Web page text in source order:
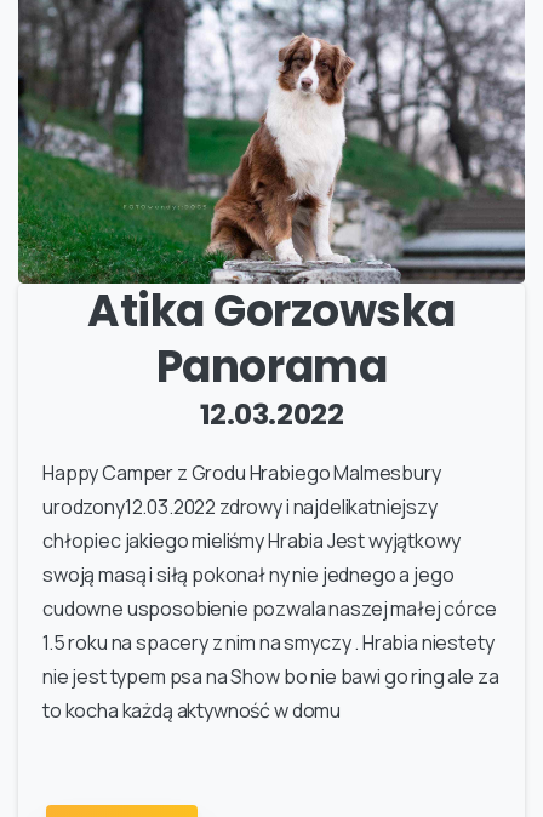
Atika Gorzowska
Panorama
12.03.2022
Happy Camper z Grodu Hrabiego Malmesbury
urodzony12.03.2022 zdrowy i najdelikatniejszy
chłopiec jakiego mieliśmy Hrabia Jest wyjątkowy
swoją masą i siłą pokonał ny nie jednego a jego
cudowne usposobienie pozwala naszej małej córce
1.5 roku na spacery z nim na smyczy . Hrabia niestety
nie jest typem psa na Show bo nie bawi go ring ale za
to kocha każdą aktywność w domu